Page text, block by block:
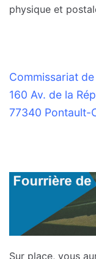
physique et
Commissariat
160 Av. de la
77340 Pontault-
Sur place, vous